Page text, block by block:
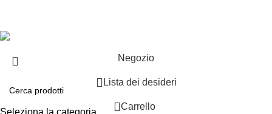
Seleziona la categoria
Negozio
Lista dei desideri
0 Carrello